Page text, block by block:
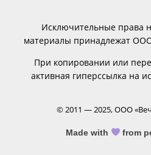
Исключительные права
материалы принадлежат
При копировании или
активная гиперссылка на
© 2011 — 2025, ООО
Made with from